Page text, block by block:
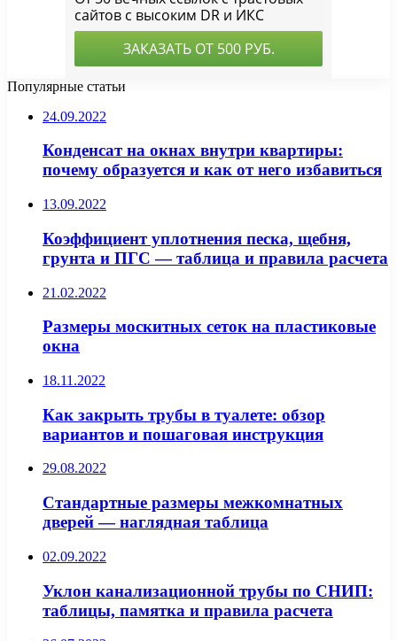
Популярные статьи
24.09.2022
Конденсат на окнах внутри квартиры:
почему образуется и как от него избавиться
13.09.2022
Коэффициент уплотнения песка, щебня,
грунта и ПГС — таблица и правила расчета
21.02.2022
Размеры москитных сеток на пластиковые
окна
18.11.2022
Как закрыть трубы в туалете: обзор
вариантов и пошаговая инструкция
29.08.2022
Стандартные размеры межкомнатных
дверей — наглядная таблица
02.09.2022
Уклон канализационной трубы по СНИП:
таблицы, памятка и правила расчета